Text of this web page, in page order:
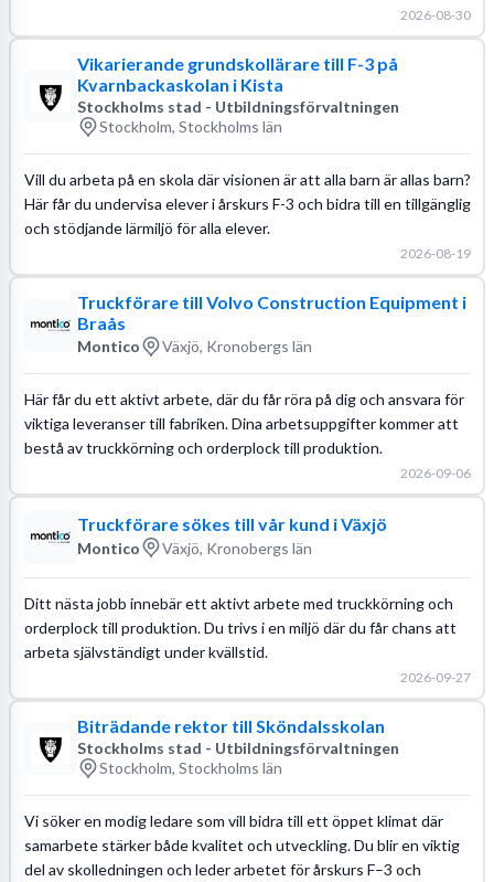
2026-08-30
Vikarierande grundskollärare till F-3 på
Kvarnbackaskolan i Kista
Stockholms stad - Utbildningsförvaltningen
Stockholm, Stockholms län
Vill du arbeta på en skola där visionen är att alla barn är allas barn?
Här får du undervisa elever i årskurs F-3 och bidra till en tillgänglig
och stödjande lärmiljö för alla elever.
2026-08-19
Truckförare till Volvo Construction Equipment i
Braås
Montico Växjö, Kronobergs län
Här får du ett aktivt arbete, där du får röra på dig och ansvara för
viktiga leveranser till fabriken. Dina arbetsuppgifter kommer att
bestå av truckkörning och orderplock till produktion.
2026-09-06
Truckförare sökes till vår kund i Växjö
Montico Växjö, Kronobergs län
Ditt nästa jobb innebär ett aktivt arbete med truckkörning och
orderplock till produktion. Du trivs i en miljö där du får chans att
arbeta självständigt under kvällstid.
2026-09-27
Biträdande rektor till Sköndalsskolan
Stockholms stad - Utbildningsförvaltningen
Stockholm, Stockholms län
Vi söker en modig ledare som vill bidra till ett öppet klimat där
samarbete stärker både kvalitet och utveckling. Du blir en viktig
del av skolledningen och leder arbetet för årskurs F–3 och